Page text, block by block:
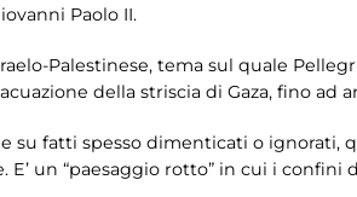
Paolo II.
Palestinese, tema sul quale
della striscia di Gaza, fino ad
su fatti spesso dimenticati o ignorati,
un “paesaggio rotto” in cui i